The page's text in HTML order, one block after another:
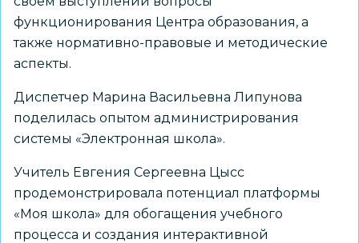
функционирования Центра образования, а
также нормативно-правовые и методические
аспекты.
Диспетчер Марина Васильевна Липунова
поделилась опытом администрирования
системы «Электронная школа».
Учитель Евгения Сергеевна Цысс
продемонстрировала потенциал платформы
«Моя школа» для обогащения учебного
процесса и создания интерактивной